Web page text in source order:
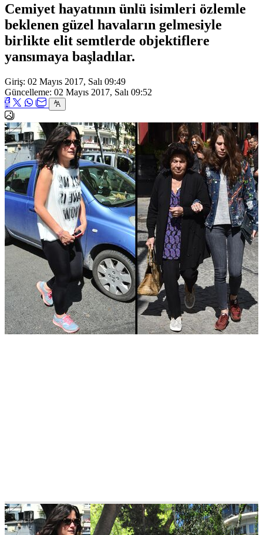
Cemiyet hayatının ünlü isimleri özlemle
beklenen güzel havaların gelmesiyle
birlikte elit semtlerde objektiflere
yansımaya başladılar.
Giriş: 02 Mayıs 2017, Salı 09:49
Güncelleme: 02 Mayıs 2017, Salı 09:52